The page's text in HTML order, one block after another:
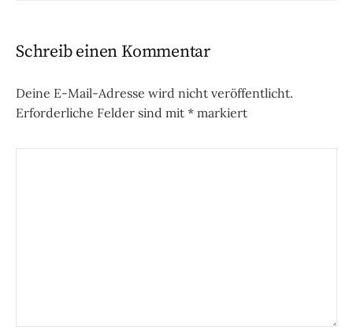
Schreib einen Kommentar
Deine E-Mail-Adresse wird nicht veröffentlicht.
Erforderliche Felder sind mit * markiert